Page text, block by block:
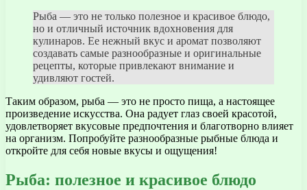
Рыба — это не только полезное и красивое блюдо,
но и отличный источник вдохновения для
кулинаров. Ее нежный вкус и аромат позволяют
создавать самые разнообразные и оригинальные
рецепты, которые привлекают внимание и
удивляют гостей.
Таким образом, рыба — это не просто пища, а настоящее
произведение искусства. Она радует глаз своей красотой,
удовлетворяет вкусовые предпочтения и благотворно влияет
на организм. Попробуйте разнообразные рыбные блюда и
откройте для себя новые вкусы и ощущения!
Рыба: полезное и красивое блюдо